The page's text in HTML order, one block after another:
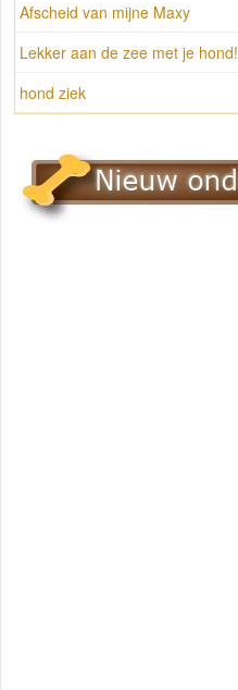
Afscheid van mijne Maxy
Lekker aan de zee met je hond!
hond ziek